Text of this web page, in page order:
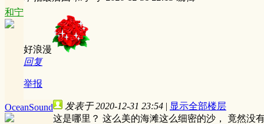
和宁
好浪漫
回复
举报
OceanSound 发表于 2020-12-31 23:54 | 显示全部楼层
这是哪里？ 这么美的海滩这么细密的沙， 竟然没